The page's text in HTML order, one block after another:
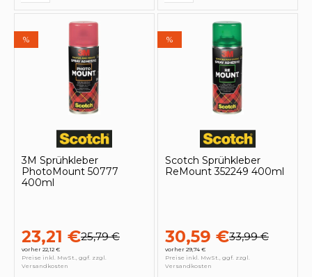
%
3M Sprühkleber
PhotoMount 50777
400ml
23,21 €25,79 €
vorher 22,12 €
Preise inkl. MwSt., ggf. zzgl.
Versandkosten
%
Scotch Sprühkleber
ReMount 352249 400ml
30,59 €33,99 €
vorher 29,74 €
Preise inkl. MwSt., ggf. zzgl.
Versandkosten